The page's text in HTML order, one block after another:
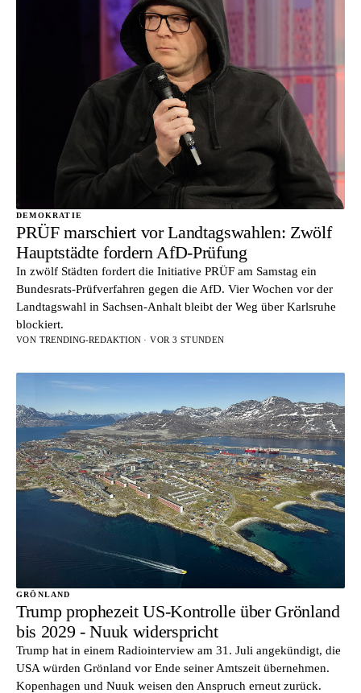
DEMOKRATIE
PRÜF marschiert vor Landtagswahlen: Zwölf
Hauptstädte fordern AfD-Prüfung
In zwölf Städten fordert die Initiative PRÜF am Samstag ein
Bundesrats-Prüfverfahren gegen die AfD. Vier Wochen vor der
Landtagswahl in Sachsen-Anhalt bleibt der Weg über Karlsruhe
blockiert.
VON TRENDING-REDAKTION· VOR 3 STUNDEN
GRÖNLAND
Trump prophezeit US-Kontrolle über Grönland
bis 2029 - Nuuk widerspricht
Trump hat in einem Radiointerview am 31. Juli angekündigt, die
USA würden Grönland vor Ende seiner Amtszeit übernehmen.
Kopenhagen und Nuuk weisen den Anspruch erneut zurück.